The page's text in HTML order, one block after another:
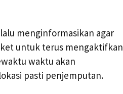
menginformasikan agar
untuk terus mengaktifkan
waktu akan
pasti penjemputan.